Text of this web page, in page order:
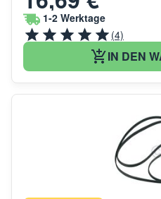
1-2 Werktage
(4)
IN DEN